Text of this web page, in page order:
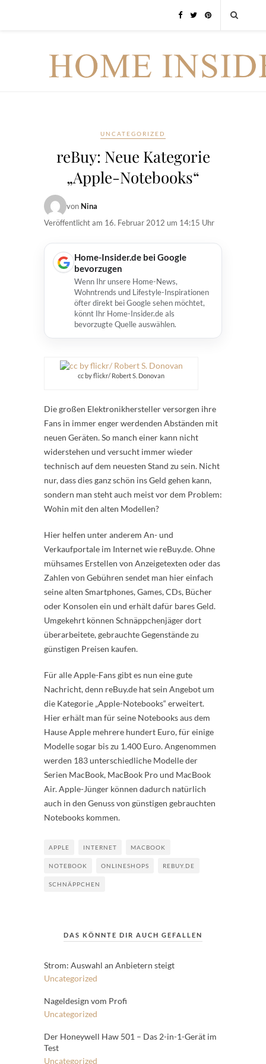
UNCATEGORIZED
reBuy: Neue Kategorie
„Apple-Notebooks“
von Nina
Veröffentlicht am 16. Februar 2012 um 14:15 Uhr
Home-Insider.de bei Google
bevorzugen
Wenn Ihr unsere Home-News,
Wohntrends und Lifestyle-Inspirationen
öfter direkt bei Google sehen möchtet,
könnt Ihr Home-Insider.de als
bevorzugte Quelle auswählen.
cc by flickr/ Robert S. Donovan
Die großen Elektronikhersteller versorgen ihre
Fans in immer enger werdenden Abständen mit
neuen Geräten. So manch einer kann nicht
widerstehen und versucht immer wieder
technisch auf dem neuesten Stand zu sein. Nicht
nur, dass dies ganz schön ins Geld gehen kann,
sondern man steht auch meist vor dem Problem:
Wohin mit den alten Modellen?
Hier helfen unter anderem An- und
Verkaufportale im Internet wie reBuy.de. Ohne
mühsames Erstellen von Anzeigetexten oder das
Zahlen von Gebühren sendet man hier einfach
seine alten Smartphones, Games, CDs, Bücher
oder Konsolen ein und erhält dafür bares Geld.
Umgekehrt können Schnäppchenjäger dort
überarbeitete, gebrauchte Gegenstände zu
günstigen Preisen kaufen.
Für alle Apple-Fans gibt es nun eine gute
Nachricht, denn reBuy.de hat sein Angebot um
die Kategorie „Apple-Notebooks“ erweitert.
Hier erhält man für seine Notebooks aus dem
Hause Apple mehrere hundert Euro, für einige
Modelle sogar bis zu 1.400 Euro. Angenommen
werden 183 unterschiedliche Modelle der
Serien MacBook, MacBook Pro und MacBook
Air. Apple-Jünger können dadurch natürlich
auch in den Genuss von günstigen gebrauchten
Notebooks kommen.
APPLE INTERNET MACBOOK
NOTEBOOK ONLINESHOPS REBUY.DE
SCHNÄPPCHEN
DAS KÖNNTE DIR AUCH GEFALLEN
Strom: Auswahl an Anbietern steigt
Uncategorized
Nageldesign vom Profi
Uncategorized
Der Honeywell Haw 501 – Das 2-in-1-Gerät im
Test
Uncategorized